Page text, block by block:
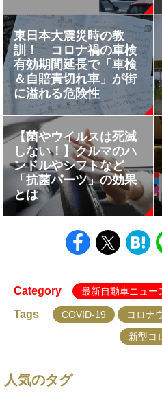
東日本大震災時の教
訓！ コロナ禍の車検
有効期間延長で「車検
＆自賠責切れ車」が街
に溢れる危険性
【菌やウイルスは死滅
しない！】クルマのハ
ンドルやシフトなど
「抗菌パーツ」の効果
とは
Category 最新自動車ニュー
Tags COVID-19 コロナ
新型コ
人気のタグ